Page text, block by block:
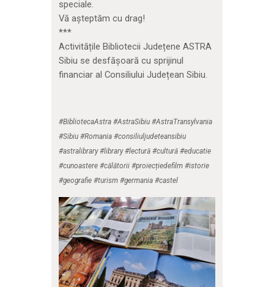
speciale.
Vă așteptăm cu drag!
***
Activitățile Bibliotecii Județene ASTRA
Sibiu se desfășoară cu sprijinul
financiar al Consiliului Județean Sibiu.
#BibliotecaAstra #AstraSibiu #AstraTransylvania
#Sibiu #Romania #consiliuljudeteansibiu
#astralibrary #library #lectură #cultură #educatie
#cunoastere #călătorii #proiecțiedefilm #istorie
#geografie #turism #germania #castel